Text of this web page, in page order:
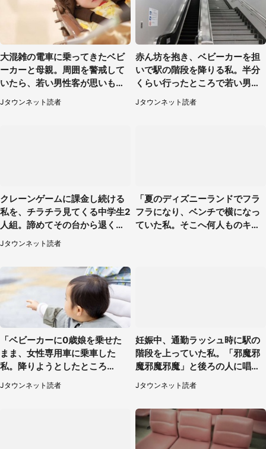
大混雑の電車に乗ってきたベビ
ーカーと母親。周囲を警戒して
いたら、若い男性客が思いもよ
らぬ行動に（東京都・50代女
性）
Jタウンネット読者
赤ん坊を抱き、ベビーカーを担
いで駅の階段を降りる私。半分
くらい行ったところで若い男性
が...（埼玉県・50代女性）
Jタウンネット読者
クレーンゲームに課金し続ける
私を、チラチラ見てくる中学生2
人組。諦めてその台から退く
と、後ろから声が（東京都・40
代女性）
Jタウンネット読者
「夏のディズニーランドでフラ
フラになり、ベンチで横になっ
ていた私。そこへ何人ものキャ
「ベビーカーに0歳娘を乗せた
まま、女性専用車に乗車した
私。降りようとしたところ
で...」（大阪府・30代女性）
Jタウンネット読者
妊娠中、通勤ラッシュ時に駅の
階段を上っていた私。「邪魔邪
魔邪魔邪魔」と後ろの人に唱え
られて（神奈川県・30代女性）
Jタウンネット読者